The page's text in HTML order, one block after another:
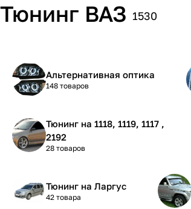
Тюнинг ВАЗ 1530
Альтернативная оптика
148 товаров
Тюнинг на 1118, 1119, 1117 ,
2192
28 товаров
Тюнинг на Ларгус
42 товара